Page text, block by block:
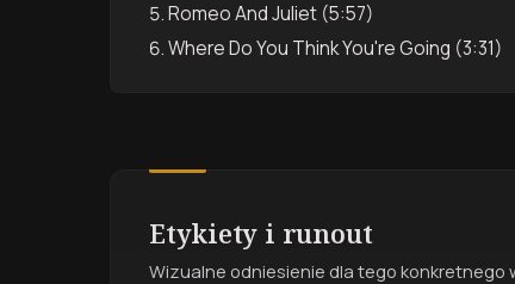
Romeo And Juliet (5:57)
Where Do You Think You're Going (3:31)
Etykiety i runout
Wizualne odniesienie dla tego konkretnego